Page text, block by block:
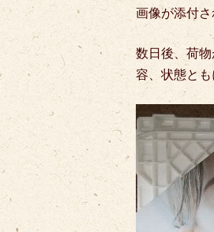
画像が添付
数日後、荷
容、状態と